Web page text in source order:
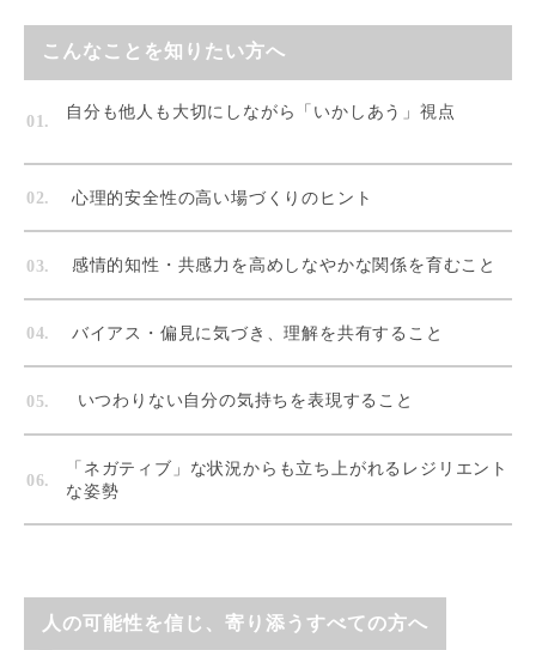
こんなことを知りたい方へ
自分も他人も大切にしながら「いかしあう」視点
心理的安全性の高い場づくりのヒント
感情的知性・共感力を高めしなやかな関係を育むこと
バイアス・偏見に気づき、理解を共有すること
いつわりない自分の気持ちを表現すること
「ネガティブ」な状況からも立ち上がれるレジリエント
な姿勢
人の可能性を信じ、寄り添うすべての方へ